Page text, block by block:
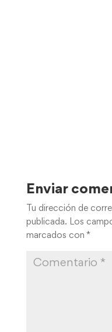
Enviar
Tu dirección de
publicada.
Los
marcados con *